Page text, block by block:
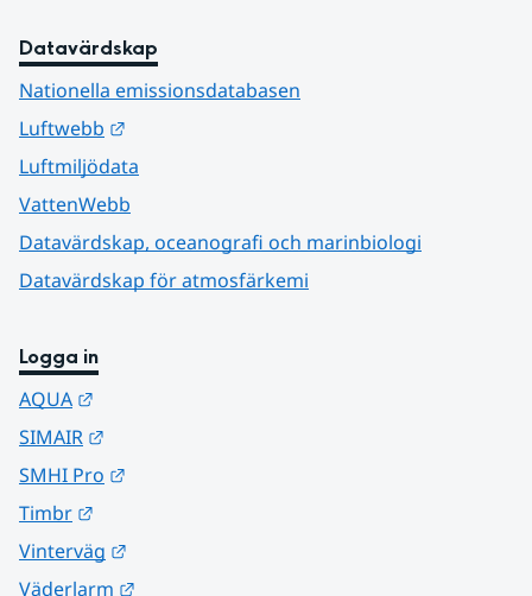
Datavärdskap
Nationella emissionsdatabasen
Luftwebb
Luftmiljödata
VattenWebb
Datavärdskap, oceanografi och marinbiologi
Datavärdskap för atmosfärkemi
Logga in
AQUA
SIMAIR
SMHI Pro
Timbr
Vinterväg
Väderlarm